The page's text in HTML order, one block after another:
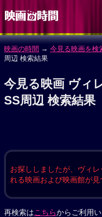
映画の時間 → 今見る映画を検
周辺 検索結果
今見る映画 ヴィ
SS周辺 検索結果
お探ししましたが、ヴィ
れる映画および映画館が見
再検索はこちらからご利用い